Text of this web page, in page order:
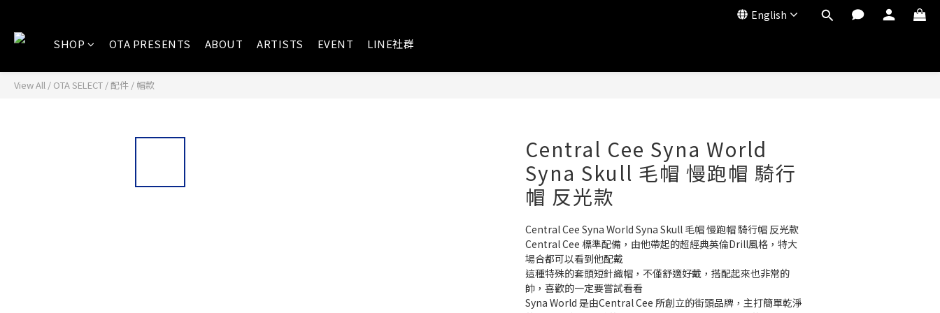
English
SHOP OTA PRESENTS ABOUT ARTISTS EVENT LINE社群
View All / OTA SELECT /配件 / 帽款
Central Cee Syna World
Syna Skull 毛帽 慢跑帽 騎行
帽 反光款
Central Cee Syna World Syna Skull 毛帽 慢跑帽 騎行帽 反光款
Central Cee 標準配備，由他帶起的超經典英倫Drill風格，特大
場合都可以看到他配戴
這種特殊的套頭短針織帽，不僅舒適好戴，搭配起來也非常的
帥，喜歡的一定要嘗試看看
Syna World 是由Central Cee 所創立的街頭品牌，主打簡單乾淨